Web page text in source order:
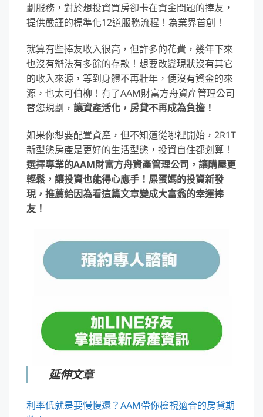
劃服務，對於想投資買房卻卡在資金問題的捧友，
提供嚴謹的標準化12道服務流程！為業界首創！
就算有些捧友收入很高，但許多的花費，幾年下來
也沒有辦法有多餘的存款！想要改變現狀沒有其它
的收入來源，等到身體不再壯年，便沒有資金的來
源，也太可伯柳！有了AAM財富方舟資產管理公司
替您規劃， 讓資產活化，房貸不再成為負擔！
如果你想要配置資產，但不知道從哪裡開始，2R1T
新型態房產是更好的生活型態，投資自住都划算！
選擇專業的AAM財富方舟資產管理公司，讓購屋更
輕鬆，讓投資也能得心應手！屎蛋媽的投資新發
現，推薦給因為看這篇文章變成大富翁的幸運捧
友！
延伸文章
利率低就是要慢慢還？AAM帶你檢視適合的房貸期